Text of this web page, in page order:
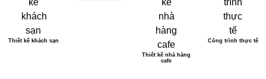
Thiết kế khách sạn
Thiết kế nhà hàng
cafe
Công trình thực tế